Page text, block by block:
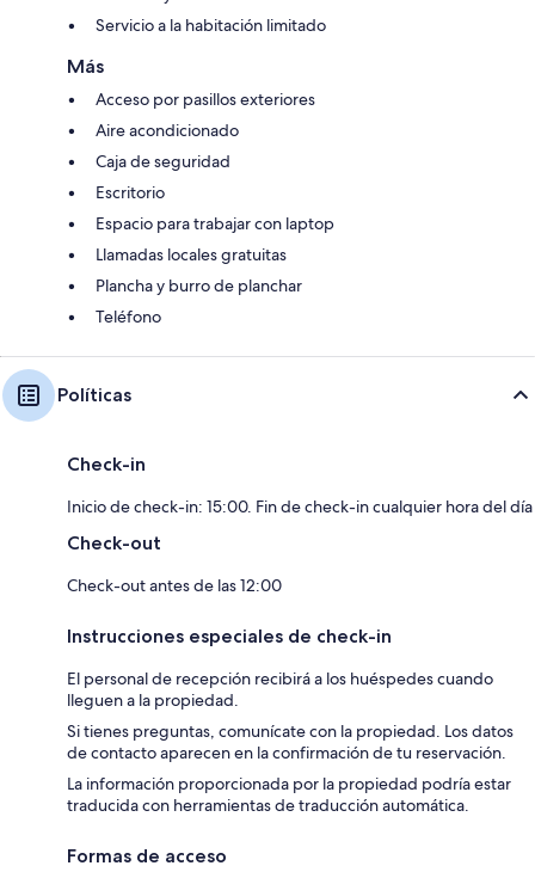
Servicio a la habitación limitado
Más
Acceso por pasillos exteriores
Aire acondicionado
Caja de seguridad
Escritorio
Espacio para trabajar con laptop
Llamadas locales gratuitas
Plancha y burro de planchar
Teléfono
Políticas
Check-in
Inicio de check-in: 15:00. Fin de check-in cualquier hora del día
Check-out
Check-out antes de las 12:00
Instrucciones especiales de check-in
El personal de recepción recibirá a los huéspedes cuando
lleguen a la propiedad.
Si tienes preguntas, comunícate con la propiedad. Los datos
de contacto aparecen en la confirmación de tu reservación.
La información proporcionada por la propiedad podría estar
traducida con herramientas de traducción automática.
Formas de acceso